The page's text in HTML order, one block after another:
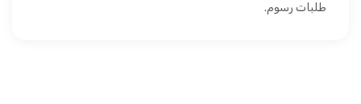
طلبات رسوم.